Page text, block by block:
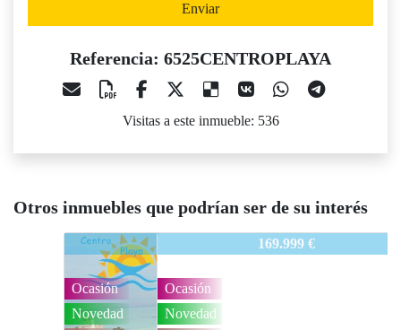
Enviar
Referencia: 6525CENTROPLAYA
Visitas a este inmueble: 536
Otros inmuebles que podrían ser de su interés
6525CENTROPLAYA
Ocasión
Novedad